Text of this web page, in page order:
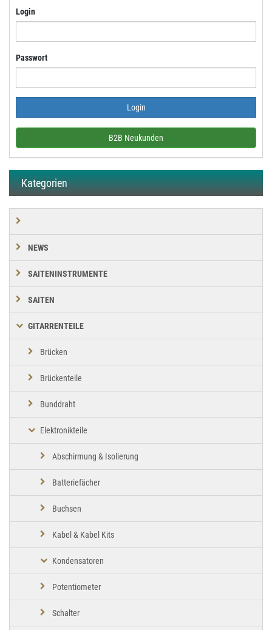
Login
Passwort
B2B Neukunden
Kategorien
NEWS
SAITENINSTRUMENTE
SAITEN
GITARRENTEILE
Brücken
Brückenteile
Bunddraht
Elektronikteile
Abschirmung & Isolierung
Batteriefächer
Buchsen
Kabel & Kabel Kits
Kondensatoren
Potentiometer
Schalter